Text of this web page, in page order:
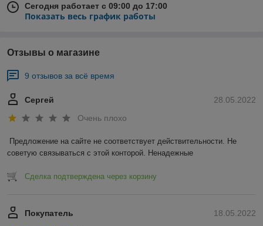
Сегодня работает с 09:00 до 17:00
Показать весь график работы
Отзывы о магазине
9 отзывов за всё время
28.05.2022
Сергей
Очень плохо
Предложение на сайте не соответствует действительности. Не
советую связываться с этой конторой. Ненадежные
Сделка подтверждена через корзину
18.05.2022
Покупатель